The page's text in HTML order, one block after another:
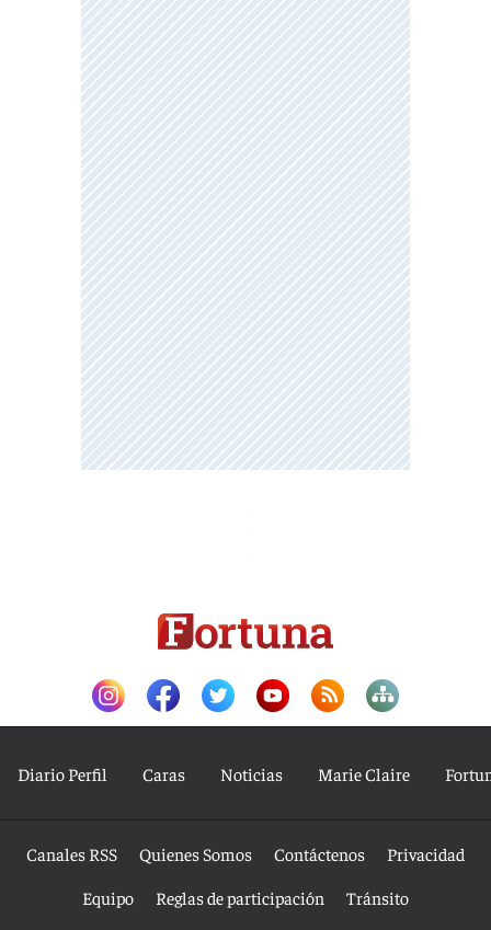
Diario Perfil Caras Noticias Marie Claire
Canales RSS Quienes Somos Contáctenos
Privacidad
Equipo
Reglas de participación Tránsito